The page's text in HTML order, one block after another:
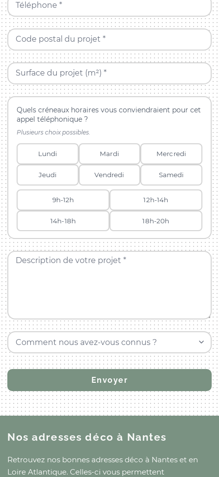
Téléphone *
Code postal du projet *
Surface du projet (m²) *
Quels créneaux horaires vous conviendraient pour cet
appel téléphonique ?
Plusieurs choix possibles.
Lundi Mardi Mercredi
Jeudi Vendredi Samedi
9h-12h 12h-14h
14h-18h 18h-20h
Description de votre projet *
Comment nous avez-vous connus ?
Nos adresses décoà Nantes
Retrouvez nos bonnes adresses déco à Nantes et en
Loire Atlantique. Celles-ci vous permettent